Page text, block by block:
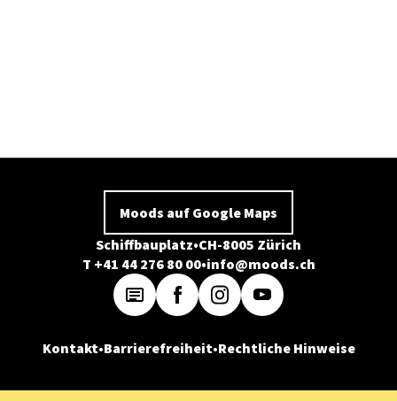
Moods auf Google Maps
Schiffbauplatz CH-8005 Zürich
T +41 44 276 80 00 info@moods.ch
Kontakt Barrierefreiheit Rechtliche Hinweise